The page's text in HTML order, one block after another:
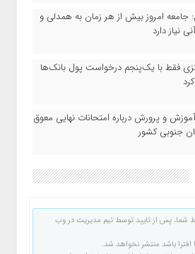
جامعه امروز بیش از هر زمان به همدلی و
نیاز دارد
بانک مرکزی فقط با یک‌‎پنجم درخواست پول بانک‌ها
و پرورش درباره امتحانات نهایی معوق
شما، پس از تایید توسط تیم مدیریت در وب
باشد منتشر نخواهد شد.